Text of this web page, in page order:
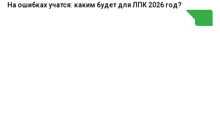
На ошибках учатся: каким будет для ЛПК 2026 год?